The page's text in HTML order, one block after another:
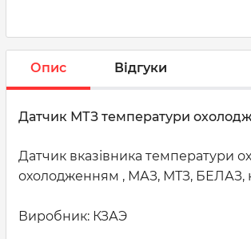
Опис Відгуки
Датчик МТЗ температури
Датчик вказівника температури
охолодженням , МАЗ, МТЗ, БЕЛАЗ,
Виробник: КЗАЭ